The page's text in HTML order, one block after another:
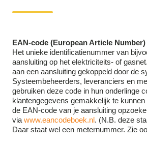
EAN-code (European Article Number)
Het unieke identificatienummer van
aansluiting op het elektriciteits- of
aan een aansluiting gekoppeld door de
Systeembeheerders, leveranciers en
gebruiken deze code in hun onderlinge
klantengegevens gemakkelijk te
de EAN-code van je aansluiting
via www.eancodeboek.nl. (N.B. deze
Daar staat wel een meternummer. Zie